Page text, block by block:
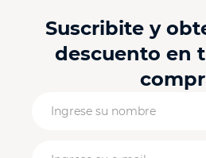
Suscribite y
descuento en